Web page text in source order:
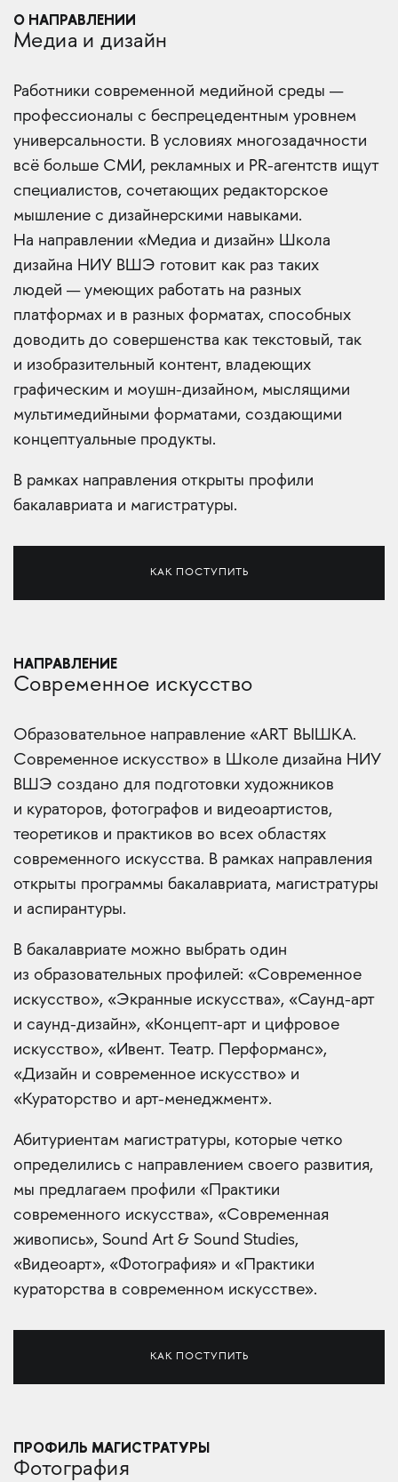
О НАПРАВЛЕНИИ
Медиа и дизайн
Работники современной медийной среды —
профессионалы с беспрецедентным уровнем
универсальности. В условиях многозадачности
всё больше СМИ, рекламных и PR-агентств ищут
специалистов, сочетающих редакторское
мышление с дизайнерскими навыками.
На направлении «Медиа и дизайн» Школа
дизайна НИУ ВШЭ готовит как раз таких
людей — умеющих работать на разных
платформах и в разных форматах, способных
доводить до совершенства как текстовый, так
и изобразительный контент, владеющих
графическим и моушн-дизайном, мыслящими
мультимедийными форматами, создающими
концептуальные продукты.
В рамках направления открыты профили
бакалавриата и магистратуры.
КАК ПОСТУПИТЬ
НАПРАВЛЕНИЕ
Современное искусство
Образовательное направление «ART ВЫШКА.
Современное искусство» в Школе дизайна НИУ
ВШЭ создано для подготовки художников
и кураторов, фотографов и видеоартистов,
теоретиков и практиков во всех областях
современного искусства. В рамках направления
открыты программы бакалавриата, магистратуры
и аспирантуры.
В бакалавриате можно выбрать один
из образовательных профилей: «Современное
искусство», «Экранные искусства», «Саунд-арт
и саунд-дизайн», «Концепт-арт и цифровое
искусство», «Ивент. Театр. Перформанс»,
«Дизайн и современное искусство» и
«Кураторство и арт-менеджмент».
Абитуриентам магистратуры, которые четко
определились с направлением своего развития,
мы предлагаем профили «Практики
современного искусства», «Современная
живопись», Sound Art & Sound Studies,
«Видеоарт», «Фотография» и «Практики
кураторства в современном искусстве».
КАК ПОСТУПИТЬ
ПРОФИЛЬ МАГИСТРАТУРЫ
Фотография